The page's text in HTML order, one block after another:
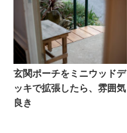
玄関ポーチをミニウッドデ
ッキで拡張したら、雰囲気
良き